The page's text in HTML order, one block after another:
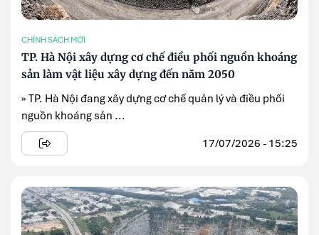
CHÍNH SÁCH MỚI
TP. Hà Nội xây dựng cơ chế điều phối nguồn khoáng
sản làm vật liệu xây dựng đến năm 2050
» TP. Hà Nội đang xây dựng cơ chế quản lý và điều phối
nguồn khoáng sản ...
17/07/2026 - 15:25